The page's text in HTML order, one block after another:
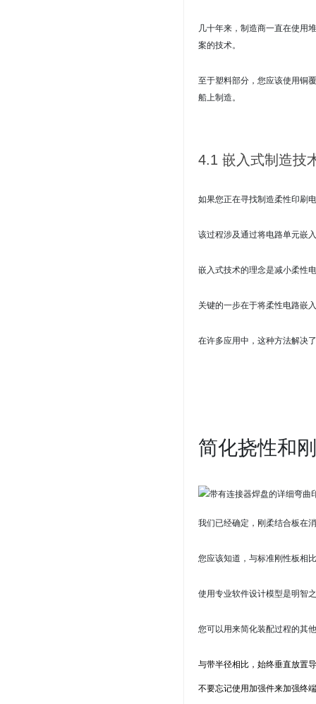
几十年来，制造商一直在使用
案的技术。
至于塑料部分，您应该使用铜
船上制造。
4.1 嵌入式制造技
如果您正在寻找制造柔性印刷
该过程涉及通过将电路单元嵌
嵌入式技术的理念是减小柔性
关键的一步在于将柔性电路嵌
在许多应用中，这种方法解决
简化挠性和
我们已经确定，刚柔结合板在
您应该知道，与标准刚性板相
使用专业软件设计模型是明智
您可以用来简化装配过程的其他
与带半径相比，始终垂直放置
不要忘记使用加强件来加强终